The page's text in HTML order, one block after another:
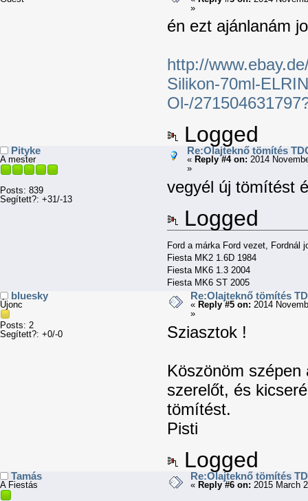
»
én ezt ajánlanám
http://
Silikon-70ml-
Ol-/
Logged
Pityke
A mester
Posts: 839
Segített?: +31/-13
Re:Olajteknő tömítés
« Reply #4 on: 2014
»
vegyél új tömítést
Logged
Ford a márka Ford vezet, Fordnál
Fiesta MK2 1.6D 1984
Fiesta MK6 1.3 2004
Fiesta MK6 ST 2005
bluesky
Újonc
Posts: 2
Segített?: +0/-0
Re:Olajteknő tömítés
« Reply #5 on: 2014
»
Sziasztok !
Köszönöm
szerelőt, és
tömítést.
Pisti
Logged
Tamás
A Fiestás
Re:Olajteknő tömítés
« Reply #6 on: 2015 March